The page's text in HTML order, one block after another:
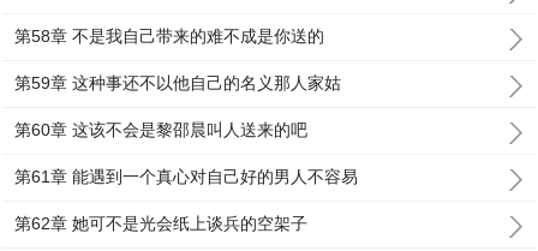
第58章 不是我自己带来的难不成是你送的
第59章 这种事还不以他自己的名义那人家姑
第60章 这该不会是黎邵晨叫人送来的吧
第61章 能遇到一个真心对自己好的男人不容易
第62章 她可不是光会纸上谈兵的空架子